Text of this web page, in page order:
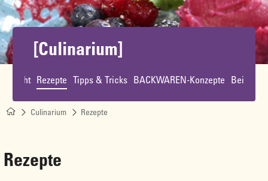
[Culinarium]
Rezepte Tipps & Tricks BACKWAREN-Konzepte Beiträge
Culinarium Rezepte
Rezepte